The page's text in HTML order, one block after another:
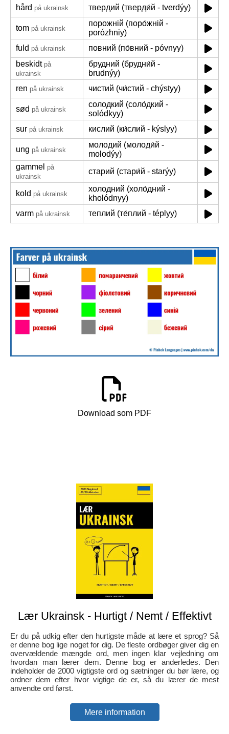
hård på ukrainsk твердий (тверди́й - tverdýy)
tom på ukrainsk
порожній (поро́жній -
porózhniy)
fuld på ukrainsk
повний (по́вний - póvnyy)
beskidt på
ukrainsk
брудний (брудни́й -
brudnýy)
ren på ukrainsk чистий (чи́стий - chýstyy)
sød på ukrainsk
солодкий (соло́дкий -
solódkyy)
sur på ukrainsk кислий (ки́слий - kýslyy)
ung på ukrainsk
молодий (молоди́й -
molodýy)
gammel på
ukrainsk
старий (стари́й - starýy)
kold på ukrainsk
холодний (холо́дний -
kholódnyy)
varm på ukrainsk теплий (те́плий - téplyy)
Download som PDF
Lær Ukrainsk - Hurtigt / Nemt / Effektivt
Er du på udkig efter den hurtigste måde at lære et sprog? Så
er denne bog lige noget for dig. De fleste ordbøger giver dig en
overvældende mængde ord, men ingen klar vejledning om
hvordan man lærer dem. Denne bog er anderledes. Den
indeholder de 2000 vigtigste ord og sætninger du bør lære, og
ordner dem efter hvor vigtige de er, så du lærer de mest
anvendte ord først.
Mere information